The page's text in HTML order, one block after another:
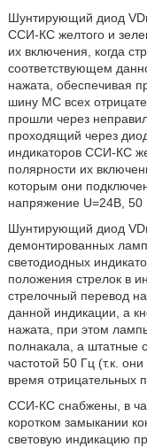
Шунтирующий диод
ССИ-КС желтого и
их включения, когда
соответствующем
нажата, обеспечивая
шину МС всех
прошли через
проходящий через
индикаторов ССИ-КС
полярности их
которым они
напряжение U=24B, 50
Шунтирующий диод
демонтированных
светодиодных
положения стрелок в
стрелочный перевод
данной индикации, а
нажата, при этом
полнакала, а штатные
частотой 50 Гц (т.к.
время отрицательных
ССИ-КС снабжены, в
коротком замыкании
световую индикацию